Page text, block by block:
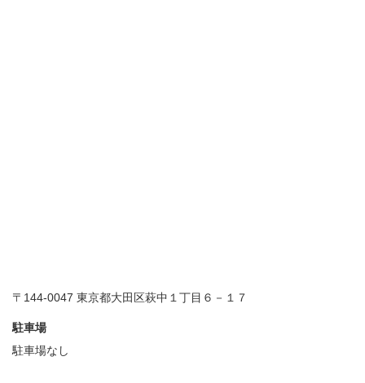
〒144-0047 東京都大田区萩中１丁目６－１７
駐車場
駐車場なし